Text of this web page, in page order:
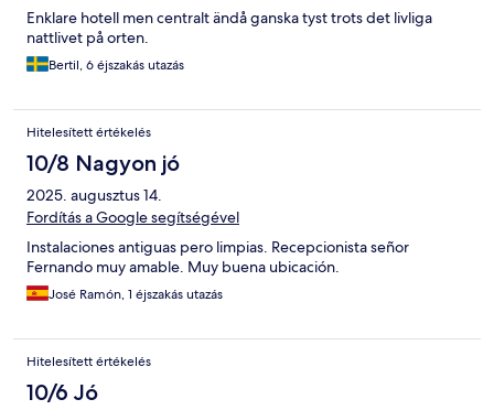
Enklare hotell men centralt ändå ganska tyst trots det livliga
nattlivet på orten.
Bertil, 6 éjszakás utazás
Hitelesített értékelés
10/8 Nagyon jó
2025. augusztus 14.
Fordítás a Google segítségével
Instalaciones antiguas pero limpias. Recepcionista señor
Fernando muy amable. Muy buena ubicación.
José Ramón, 1 éjszakás utazás
Hitelesített értékelés
10/6 Jó